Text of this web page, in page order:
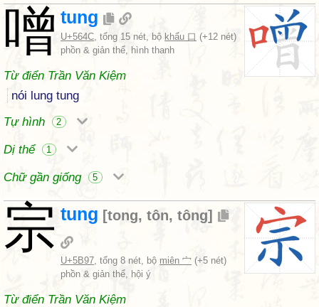
噌 tung
U+564C, tổng 15 nét, bộ khẩu 口 (+12 nét)
phồn & giản thể, hình thanh
Từ điển Trần Văn Kiệm
nói lung tung
Tự hình
2
Dị thể 1
Chữ gần giống 5
宗 tung [tong, tôn, tông]
U+5B97, tổng 8 nét, bộ miên 宀 (+5 nét)
phồn & giản thể, hội ý
Từ điển Trần Văn Kiệm